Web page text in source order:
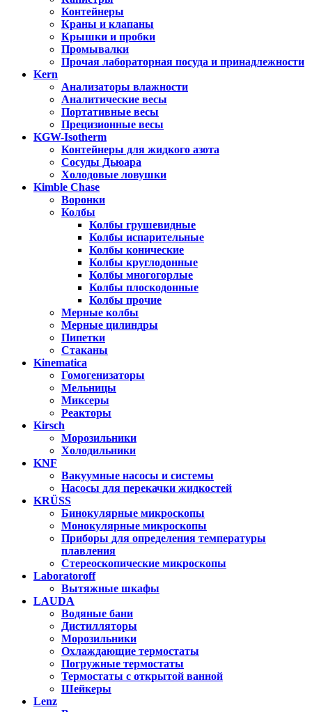
Контейнеры
Краны и клапаны
Крышки и пробки
Промывалки
Прочая лабораторная посуда и принадлежности
Kern
Анализаторы влажности
Аналитические весы
Портативные весы
Прецизионные весы
KGW-Isotherm
Контейнеры для жидкого азота
Сосуды Дьюара
Холодовые ловушки
Kimble Chase
Воронки
Колбы
Колбы грушевидные
Колбы испарительные
Колбы конические
Колбы круглодонные
Колбы многогорлые
Колбы плоскодонные
Колбы прочие
Мерные колбы
Мерные цилиндры
Пипетки
Стаканы
Kinematica
Гомогенизаторы
Мельницы
Миксеры
Реакторы
Kirsch
Морозильники
Холодильники
KNF
Вакуумные насосы и системы
Насосы для перекачки жидкостей
KRÜSS
Бинокулярные микроскопы
Монокулярные микроскопы
Приборы для определения температуры
плавления
Стереоскопические микроскопы
Laboratoroff
Вытяжные шкафы
LAUDA
Водяные бани
Дистилляторы
Морозильники
Охлаждающие термостаты
Погружные термостаты
Термостаты с открытой ванной
Шейкеры
Lenz